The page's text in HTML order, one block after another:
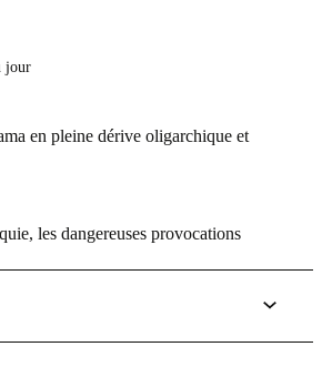
jour
en pleine dérive oligarchique et
les dangereuses provocations